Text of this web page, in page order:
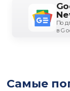
в
Самые